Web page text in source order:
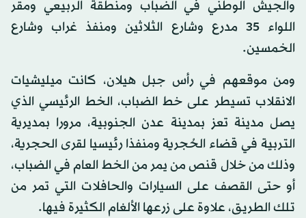
والجيش الوطني في الضباب ومنطقة الربيعي ومقر
اللواء 35 مدرع وشارع الثلاثين ومنفذ غراب وشارع
الخمسين.
ومن موقعهم في رأس جبل هيلان، كانت ميليشيات
الانقلاب تسيطر على خط الضباب، الخط الرئيسي الذي
يصل مدينة تعز بمدينة عدن الجنوبية، مرورا بمديرية
التربية في قضاء الحُجرية ومنفذا رئيسيا لقرى الحجرية،
وذلك من خلال قنص من يمر من الخط العام في الضباب،
أو حتى القصف على السيارات والحافلات التي تمر من
تلك الطريق، علاوة على زرعها الألغام الكثيرة فيها.